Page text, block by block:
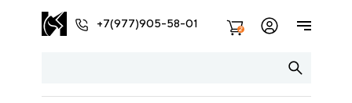
+7(977)905-58-01 2